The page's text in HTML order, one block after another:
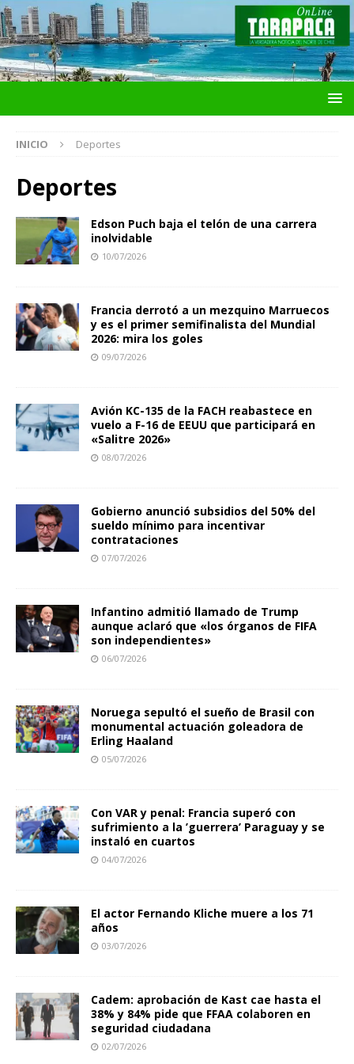
INICIO Deportes
Deportes
Edson Puch baja el telón de una carrera
inolvidable
10/07/2026
Francia derrotó a un mezquino Marruecos
y es el primer semifinalista del Mundial
2026: mira los goles
09/07/2026
Avión KC-135 de la FACH reabastece en
vuelo a F-16 de EEUU que participará en
«Salitre 2026»
08/07/2026
Gobierno anunció subsidios del 50% del
sueldo mínimo para incentivar
contrataciones
07/07/2026
Infantino admitió llamado de Trump
aunque aclaró que «los órganos de FIFA
son independientes»
06/07/2026
Noruega sepultó el sueño de Brasil con
monumental actuación goleadora de
Erling Haaland
05/07/2026
Con VAR y penal: Francia superó con
sufrimiento a la ’guerrera’ Paraguay y se
instaló en cuartos
04/07/2026
El actor Fernando Kliche muere a los 71
años
03/07/2026
Cadem: aprobación de Kast cae hasta el
38% y 84% pide que FFAA colaboren en
seguridad ciudadana
02/07/2026